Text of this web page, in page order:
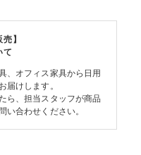
】
て
、オフィス家具から日用
届けします。
ら、担当スタッフが商品
い合わせください。